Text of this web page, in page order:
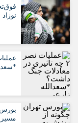
بورس
مسیر